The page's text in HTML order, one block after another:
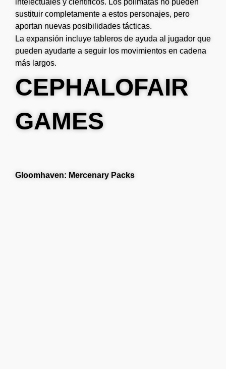
intelectuales y científicos. Los polímatas no pueden
sustituir completamente a estos personajes, pero
aportan nuevas posibilidades tácticas.
La expansión incluye tableros de ayuda al jugador que
pueden ayudarte a seguir los movimientos en cadena
más largos.
CEPHALOFAIR
GAMES
Gloomhaven: Mercenary Packs